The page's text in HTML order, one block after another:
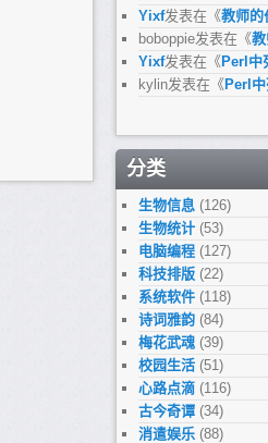
Yixf发表在《教师的
boboppie发表在《
Yixf发表在《 Perl中
kylin发表在《 Perl
分类
生物信息 (126)
生物统计 (53)
电脑编程 (127)
科技排版 (22)
系统软件 (118)
诗词雅韵 (84)
梅花武魂 (39)
校园生活 (51)
心路点滴 (116)
古今奇谭 (34)
消遣娱乐 (88)